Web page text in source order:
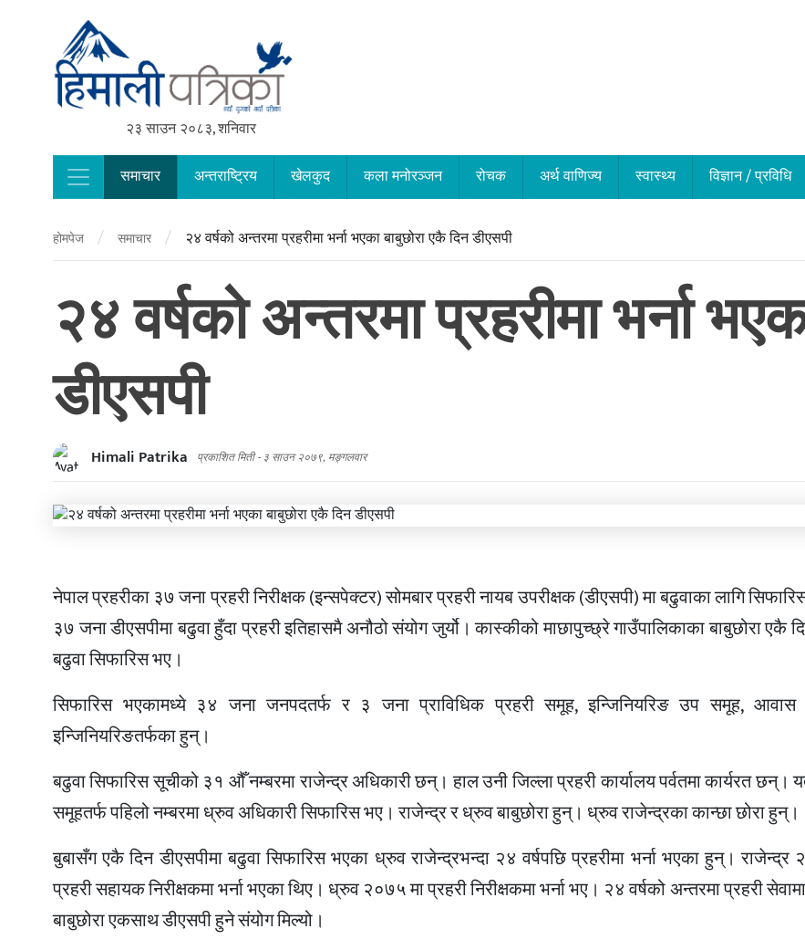
२३ साउन २०८३, शनिवार
Main Navigation
समाचार अन्तराष्ट्रिय खेलकुद कला मनोरञ्जन रोचक अर्थ वाणिज्य स्वास्थ्य विज्ञान / प्रविधि
होमपेज / समाचार / २४ वर्षको अन्तरमा प्रहरीमा भर्ना भएका बाबुछोरा एकै दिन डीएसपी
२४ वर्षको अन्तरमा प्रहरीमा भर्ना
डीएसपी
Himali Patrika प्रकाशित मिती - ३ साउन २०७९, मङ्गलवार
नेपाल प्रहरीका ३७ जना प्रहरी निरीक्षक (इन्सपेक्टर) सोमबार प्रहरी नायब उपरीक्षक (डीएसपी) मा बढुवाका लागि
३७ जना डीएसपीमा बढुवा हुँदा प्रहरी इतिहासमै अनौठो संयोग जुर्यो। कास्कीको माछापुच्छ्रे गाउँपालिकाका बाबुछोरा एकै
बढुवा सिफारिस भए।
सिफारिस भएकामध्ये ३४ जना जनपदतर्फ र ३ जना प्राविधिक प्रहरी समूह, इन्जिनियरिङ उप समूह, आवास
इन्जिनियरिङतर्फका हुन्।
बढुवा सिफारिस सूचीको ३१ औँ नम्बरमा राजेन्द्र अधिकारी छन्। हाल उनी जिल्ला प्रहरी कार्यालय पर्वतमा कार्यरत छन्।
समूहतर्फ पहिलो नम्बरमा ध्रुव अधिकारी सिफारिस भए। राजेन्द्र र ध्रुव बाबुछोरा हुन्। ध्रुव राजेन्द्रका कान्छा छोरा हुन्।
बुबासँग एकै दिन डीएसपीमा बढुवा सिफारिस भएका ध्रुव राजेन्द्रभन्दा २४ वर्षपछि प्रहरीमा भर्ना भएका हुन्।
प्रहरी सहायक निरीक्षकमा भर्ना भएका थिए। ध्रुव २०७५ मा प्रहरी निरीक्षकमा भर्ना भए। २४ वर्षको अन्तरमा प्रहरी
बाबुछोरा एकसाथ डीएसपी हुने संयोग मिल्यो।